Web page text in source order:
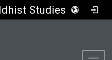
Studies, FGU